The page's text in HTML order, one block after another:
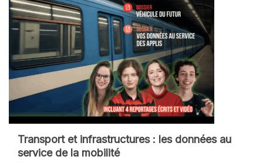
Transport et infrastructures : les données au
service de la mobilité